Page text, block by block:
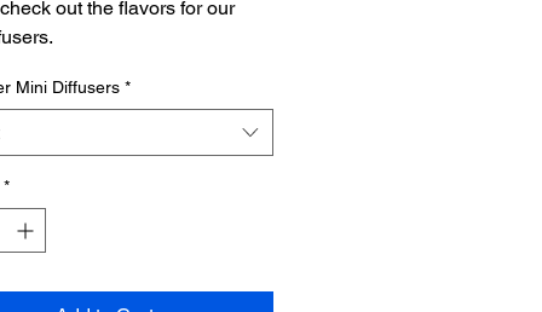
out the flavors for our
Mini Diffusers *
*